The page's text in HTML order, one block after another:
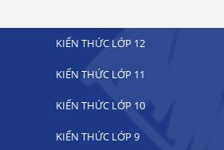
KIẾN THỨC LỚP 12
KIẾN THỨC LỚP 11
KIẾN THỨC LỚP 10
KIẾN THỨC LỚP 9